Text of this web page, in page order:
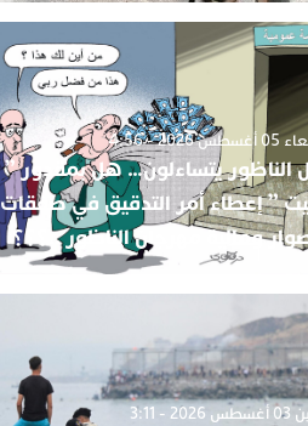
2026 - 4:56
الناظور يتساءلون… هل بمقدور ”
” إعطاء أمر التدقيق في صفقات
ومالية مهرجان الناظور ..؟؟؟.
- 3:11